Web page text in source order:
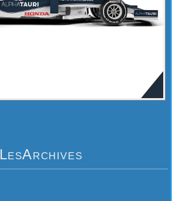
LesArchives